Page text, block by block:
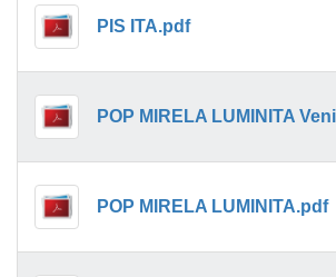
PIS ITA.pdf
POP MIRELA LUMINITA.pdf